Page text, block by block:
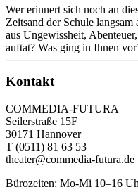
Wer erinnert sich noch an
Zeitsand der Schule
aus Ungewissheit,
auftat? Was ging in Ihnen
Kontakt
COMMEDIA-FUTURA
Seilerstraße 15F
30171 Hannover
T (0511) 81 63 53
theater@commedia-futura.de
Bürozeiten: Mo-Mi 10–16